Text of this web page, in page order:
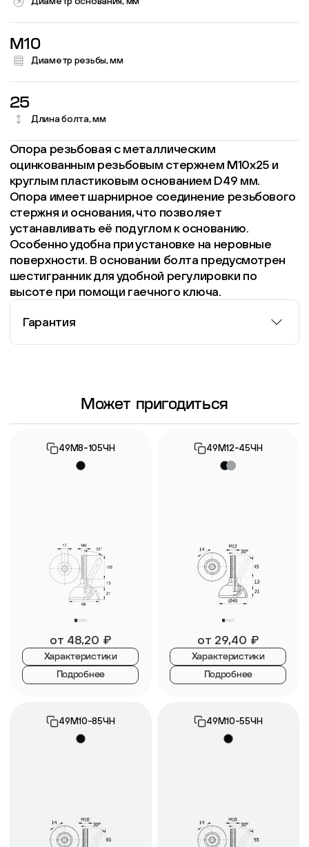
M10
Диаметр резьбы, мм
25
Длина болта, мм
Опора резьбовая с металлическим
оцинкованным резьбовым стержнем М10х25 и
круглым пластиковым основанием D49 мм.
Опора имеет шарнирное соединение резьбового
стержня и основания, что позволяет
устанавливать её под углом к основанию.
Особенно удобна при установке на неровные
поверхности. В основании болта предусмотрен
шестигранник для удобной регулировки по
высоте при помощи гаечного ключа.
Гарантия
Информация о гарантии
Может пригодиться
49М8-105ЧН
от 48,20 ₽
Характеристики
Подробнее
49М12-45ЧН
от 29,40 ₽
Характеристики
Подробнее
49М10-85ЧН 49М10-55ЧН